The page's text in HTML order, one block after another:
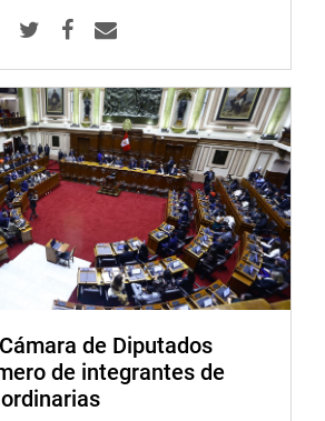
de Diputados
de integrantes de